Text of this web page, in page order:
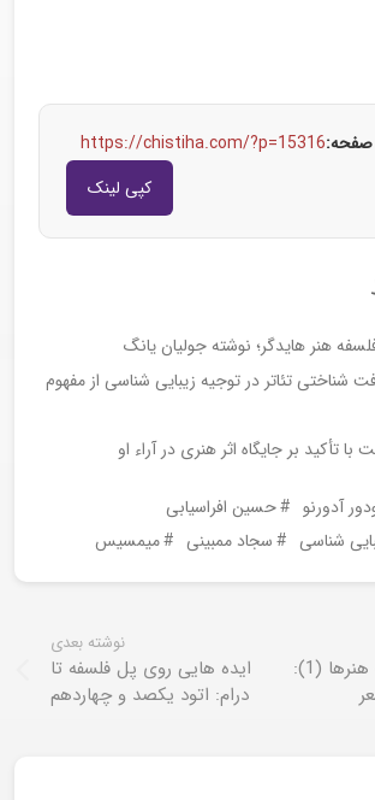
صفحه:https://chistiha.com/?p=15316
کپی لینک
هنر هایدگر؛ نوشته جولیان یانگ
شناختی تئاتر در توجیه زیبایی شناسی از مفهوم
با تأکید بر جایگاه اثر هنری در آراء او
آدورنو
حسین افراسیابی
شناسی
سجاد ممبینی میمسیس
گفتارها؛ ماهیت هنرها (1):
نوشته بعدی
ایده هایی روی پل فلسفه تا
درام: اتود یکصد و چهاردهم